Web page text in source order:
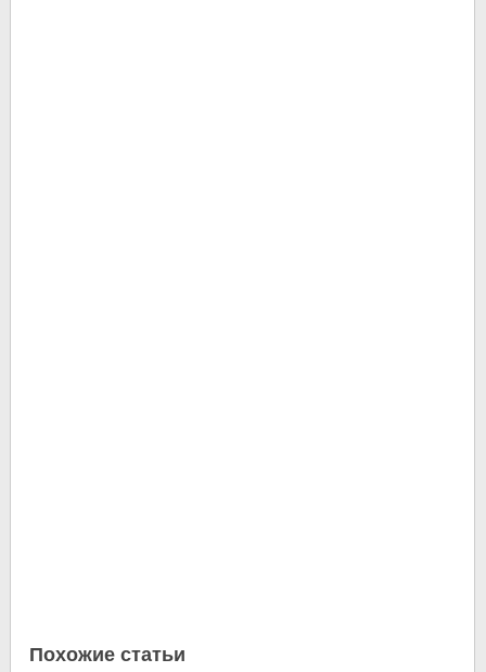
Похожие статьи